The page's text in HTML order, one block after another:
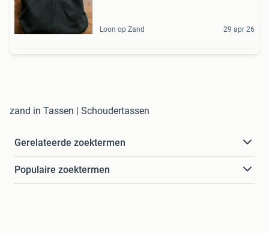
Loon op Zand 29 apr 26
zand in Tassen | Schoudertassen
Gerelateerde zoektermen
Populaire zoektermen